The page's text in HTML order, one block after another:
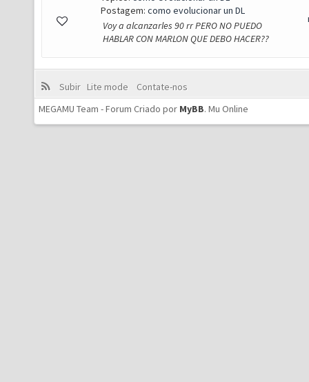
Postagem: como evolucionar un DL
Voy a alcanzarles 90 rr PERO NO PUEDO
HABLAR CON MARLON QUE DEBO HACER??
Subir Lite mode
Contate-nos
MEGAMU Team - Forum Criado por MyBB. Mu Online